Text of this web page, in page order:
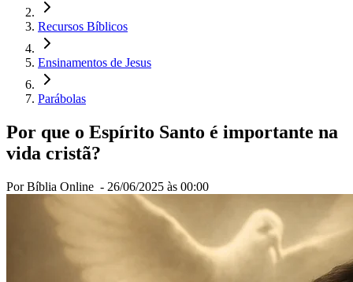
Recursos Bíblicos
Ensinamentos de Jesus
Parábolas
Por que o Espírito Santo é importante na
vida cristã?
Por Bíblia Online - 26/06/2025 às 00:00